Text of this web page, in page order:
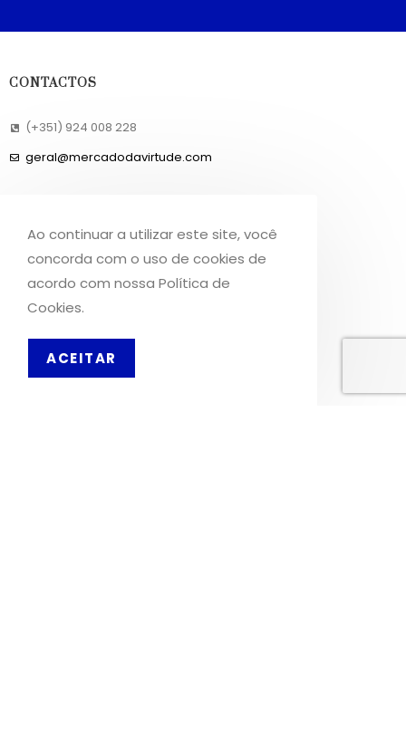
CONTACTOS
(+351) 924 008 228
geral@mercadodavirtude.com
Facebook
Instagram
INFORMAÇÕES
Sobre Nós
PT
Ao continuar a utilizar este site, você
concorda com o uso de cookies de
acordo com nossa Política de
Cookies.
ACEITAR